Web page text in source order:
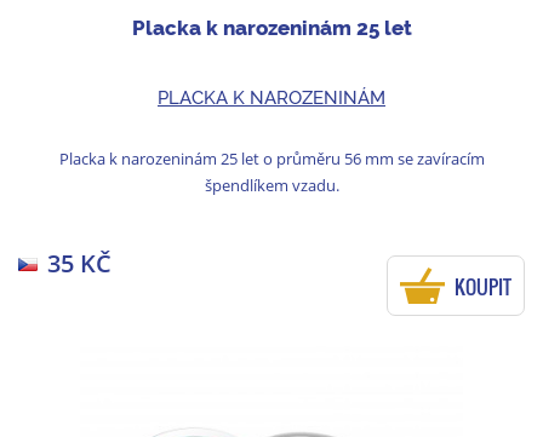
Placka k narozeninám 25 let
PLACKA K NAROZENINÁM
Placka k narozeninám 25 let o průměru 56 mm se zavíracím
špendlíkem vzadu.
35 KČ
KOUPIT